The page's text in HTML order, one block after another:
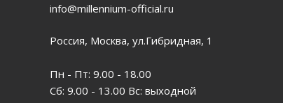
info@millennium-official.ru
Россия, Москва, ул.Гибридная, 1
Пн - Пт: 9.00 - 18.00
Сб: 9.00 - 13.00 Вс: выходной